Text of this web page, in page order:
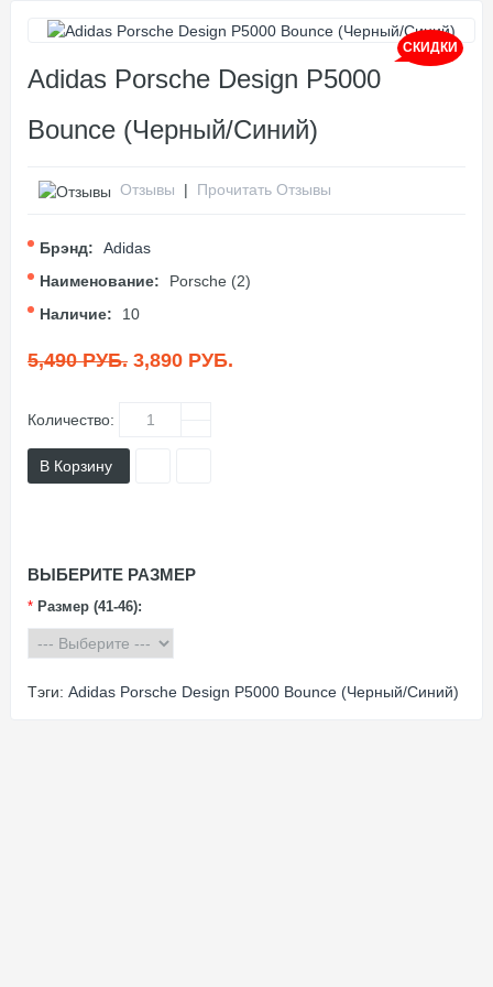
СКИДКИ
Adidas Porsche Design P5000
Bounce (Черный/Синий)
Отзывы | Прочитать Отзывы
Брэнд:
Adidas
Наименование:
Porsche (2)
Наличие:
10
5,490 РУБ. 3,890 РУБ.
Количество:
В Корзину
ВЫБЕРИТЕ РАЗМЕР
* Размер (41-46):
Тэги: Adidas Porsche Design P5000 Bounce (Черный/Синий)